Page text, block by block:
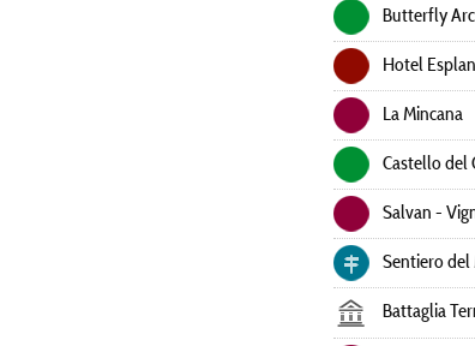
Butterfly Arc
Hotel
La Mincana
Castello del
Salvan -
Sentiero del
Battaglia